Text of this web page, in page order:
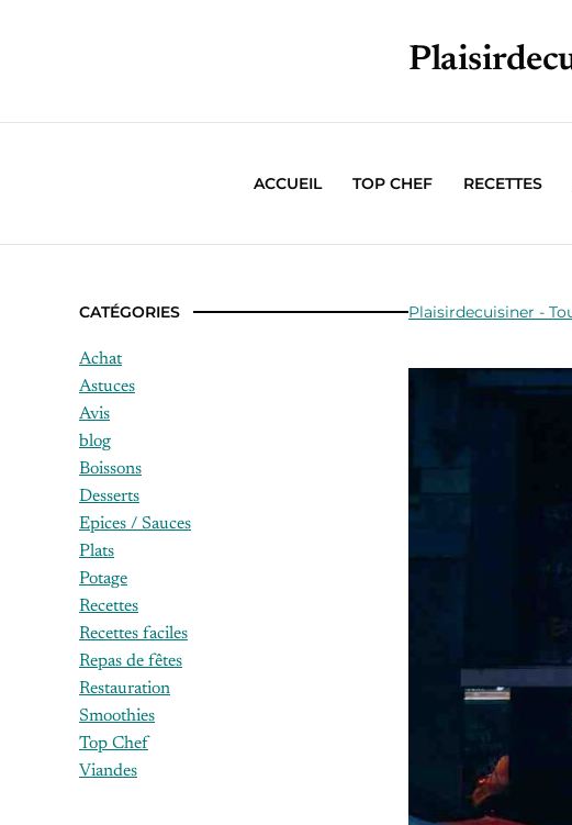
ACCUEIL TOP CHEF RECETTES
Plaisirdecuisiner -
CATÉGORIES
Achat
Astuces
Avis
blog
Boissons
Desserts
Epices / Sauces
Plats
Potage
Recettes
Recettes faciles
Repas de fêtes
Restauration
Smoothies
Top Chef
Viandes